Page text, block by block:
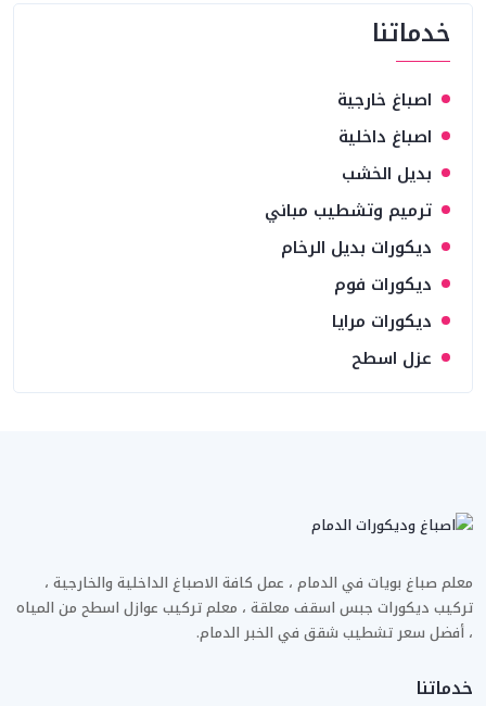
خدماتنا
اصباغ خارجية
اصباغ داخلية
بديل الخشب
ترميم وتشطيب مباني
ديكورات بديل الرخام
ديكورات فوم
ديكورات مرايا
عزل اسطح
معلم صباغ بويات في الدمام ، عمل كافة الاصباغ الداخلية والخارجية ،
تركيب ديكورات جبس اسقف معلقة ، معلم تركيب عوازل اسطح من المياه
، أفضل سعر تشطيب شقق في الخبر الدمام.
خدماتنا